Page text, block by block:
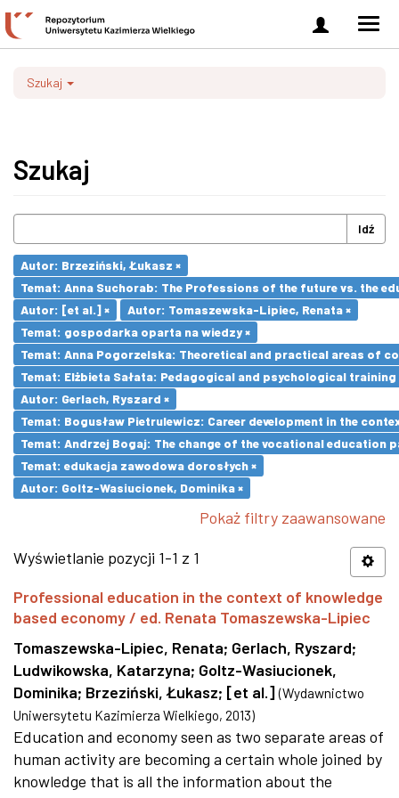
Zaloguj
się
Szukaj
Szukaj
Idź
Autor: Brzeziński, Łukasz ×
Temat: Anna Suchorab: The Professions of the future vs. the
Autor: [et al.] ×
Autor: Tomaszewska-Lipiec, Renata ×
Temat: gospodarka oparta na wiedzy ×
Temat: Anna Pogorzelska: Theoretical and practical areas of
Temat: Elżbieta Sałata: Pedagogical and psychological
Autor: Gerlach, Ryszard ×
Temat: Bogusław Pietrulewicz: Career development in the
Temat: Andrzej Bogaj: The change of the vocational education
Temat: edukacja zawodowa dorosłych ×
Autor: Goltz-Wasiucionek, Dominika ×
Pokaż filtry zaawansowane
Wyświetlanie pozycji 1-1 z 1
Professional education in the context of knowledge
based economy / ed. Renata Tomaszewska-Lipiec
Tomaszewska-Lipiec, Renata; Gerlach, Ryszard;
Ludwikowska, Katarzyna; Goltz-Wasiucionek,
Dominika; Brzeziński, Łukasz; [et al.] (Wydawnictwo
Uniwersytetu Kazimierza Wielkiego, 2013)
Education and economy seen as two separate areas of
human activity are becoming a certain whole joined by
knowledge that is all the information about the